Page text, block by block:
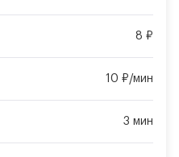
8 ₽
10 ₽/мин
3 мин